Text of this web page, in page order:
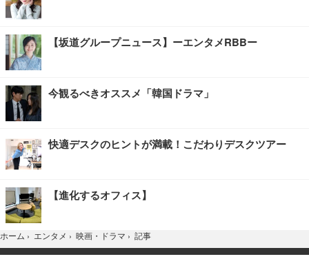
【坂道グループニュース】ーエンタメRBBー
今観るべきオススメ「韓国ドラマ」
快適デスクのヒントが満載！こだわりデスクツアー
【進化するオフィス】
ホーム › エンタメ › 映画・ドラマ › 記事